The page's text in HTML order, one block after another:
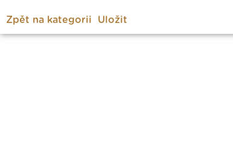
Zpět na kategorii Uložit